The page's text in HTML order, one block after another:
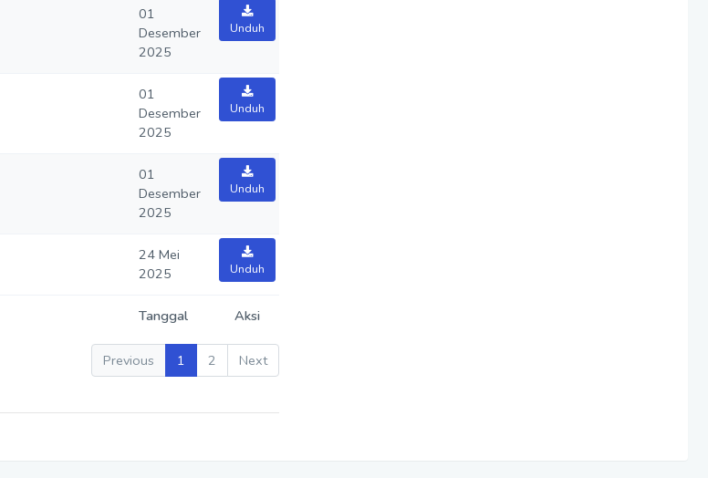
01
Desember
2025
Unduh
01
Desember
2025
Unduh
01
Desember
2025
Unduh
24 Mei
2025
Unduh
Tanggal Aksi
Previous 1 2 Next